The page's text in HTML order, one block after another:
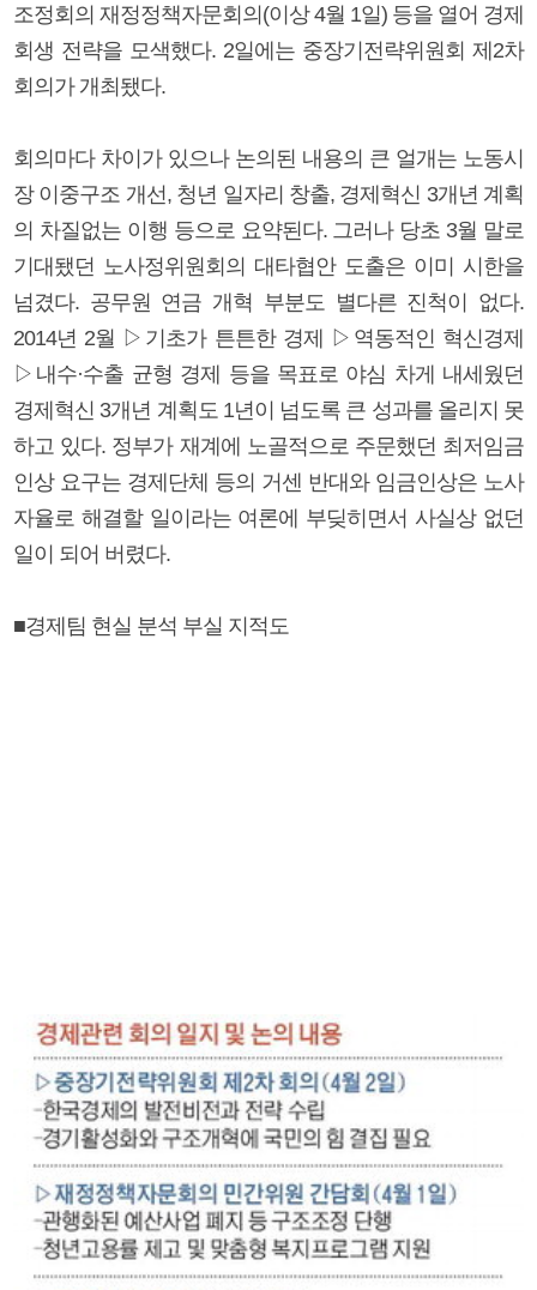
조정회의 재정정책자문회의(이상 4월 1일) 등을 열어 경제
회생 전략을 모색했다. 2일에는 중장기전략위원회 제2차
회의가 개최됐다.
회의마다 차이가 있으나 논의된 내용의 큰 얼개는 노동시
장 이중구조 개선, 청년 일자리 창출, 경제혁신 3개년 계획
의 차질없는 이행 등으로 요약된다. 그러나 당초 3월 말로
기대됐던 노사정위원회의 대타협안 도출은 이미 시한을
넘겼다. 공무원 연금 개혁 부분도 별다른 진척이 없다.
2014년 2월 ▷기초가 튼튼한 경제 ▷역동적인 혁신경제
▷내수·수출 균형 경제 등을 목표로 야심 차게 내세웠던
경제혁신 3개년 계획도 1년이 넘도록 큰 성과를 올리지 못
하고 있다. 정부가 재계에 노골적으로 주문했던 최저임금
인상 요구는 경제단체 등의 거센 반대와 임금인상은 노사
자율로 해결할 일이라는 여론에 부딪히면서 사실상 없던
일이 되어 버렸다.
■경제팀 현실 분석 부실 지적도